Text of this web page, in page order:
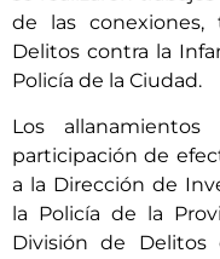
de las conexiones,
Delitos contra la
Policía de la Ciudad.
Los
participación de
a la Dirección de
la Policía de la
División de